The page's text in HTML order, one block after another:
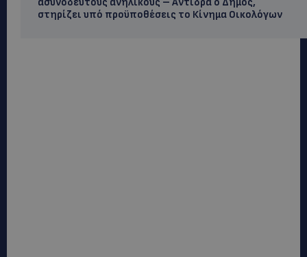
στηρίζει υπό προϋποθέσεις το Κίνημα Οικολόγων